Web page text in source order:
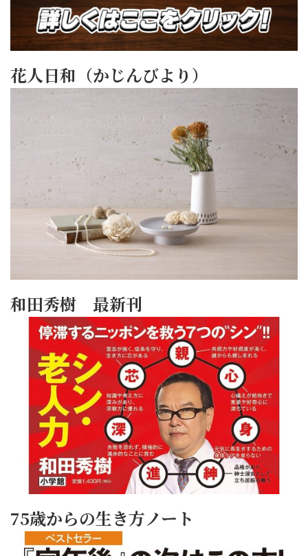
花人日和（かじんびより）
和田秀樹 最新刊
75歳からの生き方ノート